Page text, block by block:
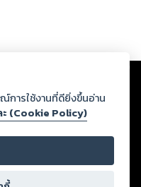
ะปรากฏว่าละเมิดสิทธิใน
มายและศีลธรรม ดังนั้น ผู้อ่าน
ตนเอง และหากท่านพบว่าส่วน
งมายังบริษัท เพื่อทีมงานจะได้
นลิขสิทธิ์ตามพระราชบัญญัติ
การใช้งานที่ดียิ่งขึ้นอ่าน
(Cookie Policy)